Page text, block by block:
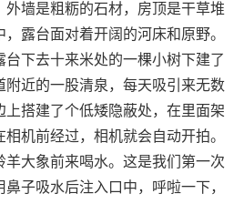
外墙是粗粝的石材，房顶是干草堆
露台面对着开阔的河床和原野。
下去十来米处的一棵小树下建了
附近的一股清泉，每天吸引来无数
搭建了个低矮隐蔽处，在里面架
机前经过，相机就会自动开拍。
大象前来喝水。这是我们第一次
子吸水后注入口中，呼啦一下，